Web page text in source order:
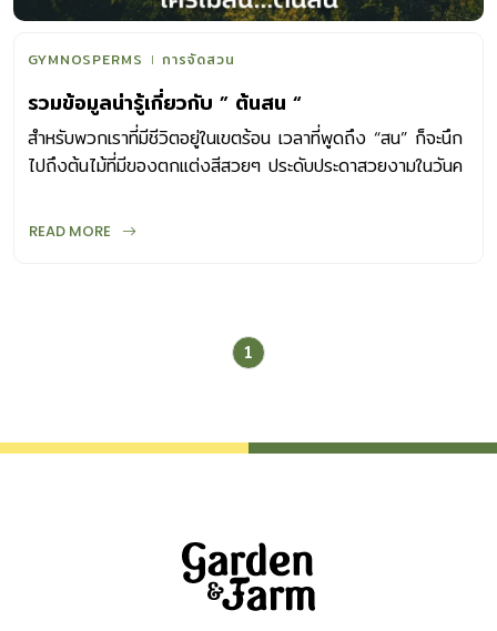
GYMNOSPERMS การจัดสวน
รวมข้อมูลน่ารู้เกี่ยวกับ ” ต้นสน “
สำหรับพวกเราที่มีชีวิตอยู่ในเขตร้อน เวลาที่พูดถึง “สน” ก็จะนึก
ไปถึงต้นไม้ที่มีของตกแต่งสีสวยๆ ประดับประดาสวยงามในวันค
ท่ามกลางหิมะขาวโพลน แต่ก็มีไม่น้อยที่อาจคิดไปถึงต้นไม้สูงๆ
ชนิดต่างๆ จะถือกำเนิดขึ้นบนโลกนี้ โดยจัด”สน” ไว้ในกลุ่มพืช
Gymnosperms ซึ่งก็คือ พืชเมล็ดเปลือย หรือไม่มีสิ่งห่อหุ้มไข่
และเกือบทุกชนิดเขียวสดตลอดปี บางชนิดเปลี่ยนสีในหน้าหนาว มี
20 ปี ช่อดอกมีลักษณะเป็นเกล็ดเรียงซ้อนกันเป็นรูปไข่ รูปรีหรือ
ค่อนข้างกลม เมล็ดอยู่ในซอกเกล็ดแต่ละอัน ช่อดอกเพศผู้กับเพศ
เมียอยู่แยกกัน แต่อาจอยู่บนต้นเดียวกันหรือแยกต้น เนื้อไม้สนมี
READ MORE
1